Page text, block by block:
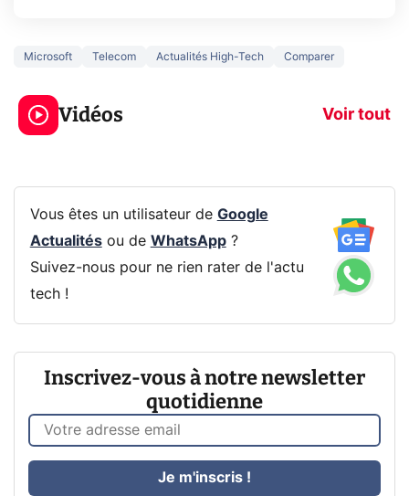
Microsoft Telecom Actualités High-Tech Comparer
Vidéos Voir tout
jeux dans la
prochaine Xbox !
Ce que vous
navigation
Vous êtes un utilisateur de Google
Actualitésou de WhatsApp?
Suivez-nous pour ne rien rater de l'actu
tech !
Inscrivez-vous à notre newsletter
quotidienne
Je m'inscris !